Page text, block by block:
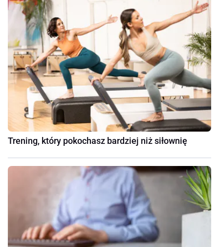
Trening, który pokochasz bardziej niż siłownię